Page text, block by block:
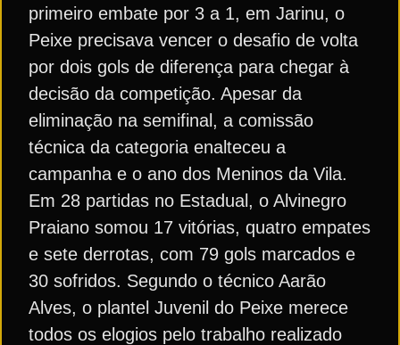
primeiro embate por 3 a 1, em Jarinu, o
Peixe precisava vencer o desafio de volta
por dois gols de diferença para chegar à
decisão da competição. Apesar da
eliminação na semifinal, a comissão
técnica da categoria enalteceu a
campanha e o ano dos Meninos da Vila.
Em 28 partidas no Estadual, o Alvinegro
Praiano somou 17 vitórias, quatro empates
e sete derrotas, com 79 gols marcados e
30 sofridos. Segundo o técnico Aarão
Alves, o plantel Juvenil do Peixe merece
todos os elogios pelo trabalho realizado